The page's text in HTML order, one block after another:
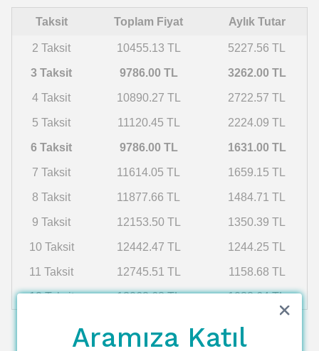
Taksit Toplam Fiyat Aylık Tutar
2 Taksit 10455.13 TL 5227.56 TL
3 Taksit 9786.00 TL 3262.00 TL
4 Taksit 10890.27 TL 2722.57 TL
5 Taksit 11120.45 TL 2224.09 TL
6 Taksit 9786.00 TL 1631.00 TL
7 Taksit 11614.05 TL 1659.15 TL
8 Taksit 11877.66 TL 1484.71 TL
9 Taksit 12153.50 TL 1350.39 TL
10 Taksit 12442.47 TL 1244.25 TL
11 Taksit 12745.51 TL 1158.68 TL
12 Taksit 13063.68 TL 1088.64 TL
Aramıza Katıl